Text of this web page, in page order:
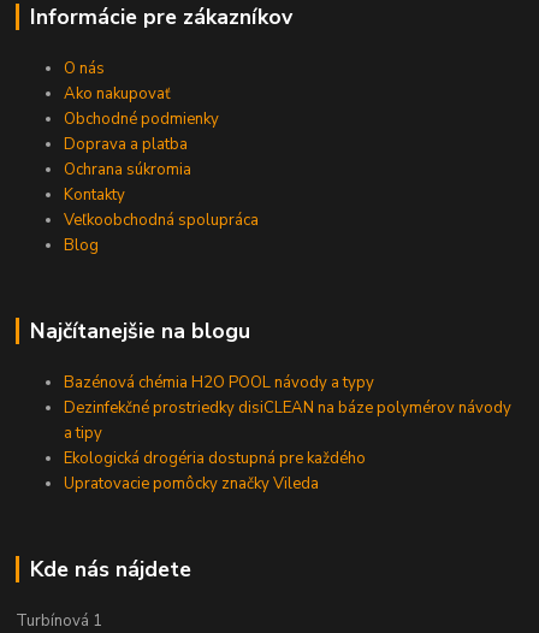
Informácie pre zákazníkov
O nás
Ako nakupovať
Obchodné podmienky
Doprava a platba
Ochrana súkromia
Kontakty
Veľkoobchodná spolupráca
Blog
Najčítanejšie na blogu
Bazénová chémia H2O POOL návody a typy
Dezinfekčné prostriedky disiCLEAN na báze polymérov návody
a tipy
Ekologická drogéria dostupná pre každého
Upratovacie pomôcky značky Vileda
Kde nás nájdete
Turbínová 1